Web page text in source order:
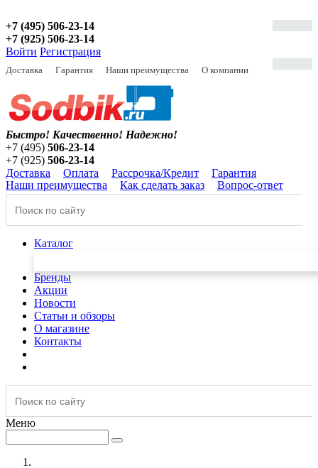
+7 (495) 506-23-14
+7 (925) 506-23-14
Войти Регистрация
Доставка Гарантия Наши преимущества О компании
Быстро! Качественно! Надежно!
+7 (495) 506-23-14
+7 (925) 506-23-14
Доставка
Оплата Рассрочка/Кредит
Гарантия
Наши преимущества
Как сделать заказ Вопрос-ответ
Каталог
Бренды
Акции
Новости
Статьи и обзоры
О магазине
Контакты
Меню